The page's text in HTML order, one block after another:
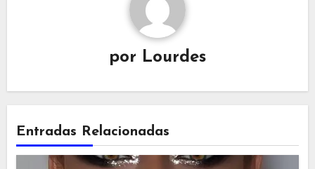
por Lourdes
Entradas Relacionadas